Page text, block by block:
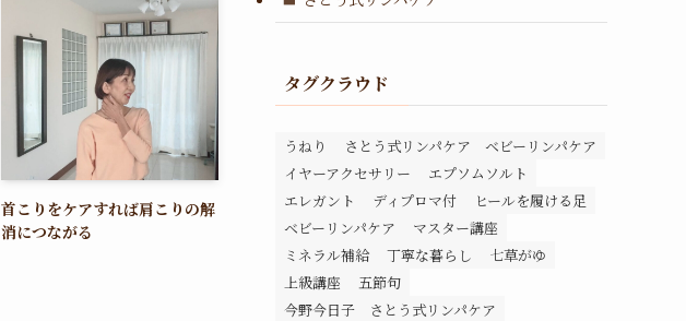
首こりをケアすれば肩こりの解
消につながる
タグクラウド
うねり
さとう式リンパケア ベビーリンパケア
イヤーアクセサリー
エプソムソルト
エレガント
ディプロマ付
ヒールを履ける足
ベビーリンパケア
マスター講座
ミネラル補給
丁寧な暮らし
七草がゆ
上級講座
五節句
今野今日子 さとう式リンパケア